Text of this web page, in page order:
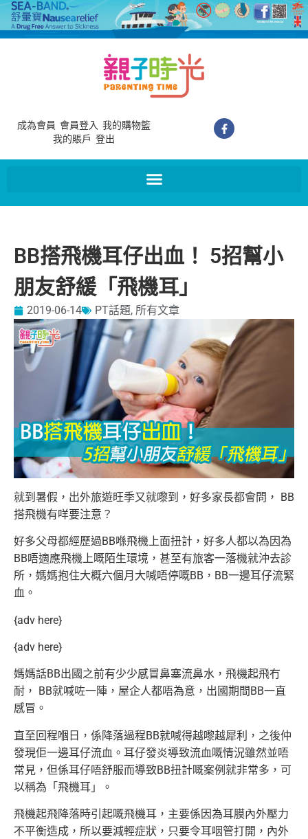
成為會員 會員登入 我的購物籃
我的賬戶 登出
BB搭飛機耳仔出血！ 5招幫小
朋友舒緩「飛機耳」
2019-06-14 PT話題, 所有文章
就到暑假，出外旅遊旺季又就嚟到，好多家長都會問， BB
搭飛機有咩要注意？
好多父母都經歷過BB喺飛機上面扭計，好多人都以為因為
BB唔適應飛機上嘅陌生環境，甚至有旅客一落機就沖去診
所，媽媽抱住大概六個月大喊唔停嘅BB，BB一邊耳仔流緊
血。
{adv here}
{adv here}
媽媽話BB出國之前有少少感冒鼻塞流鼻水，飛機起飛冇
耐， BB就喊咗一陣，屋企人都唔為意，出國期間BB一直
感冒。
直至回程嗰日，係降落過程BB就喊得越嚟越犀利，之後仲
發現佢一邊耳仔流血。耳仔發炎導致流血嘅情況雖然並唔
常見，但係耳仔唔舒服而導致BB扭計嘅案例就非常多，可
以稱為「飛機耳」。
飛機起飛降落時引起嘅飛機耳，主要係因為耳膜內外壓力
不平衡造成，所以要減輕症狀，只要令耳咽管打開，內外